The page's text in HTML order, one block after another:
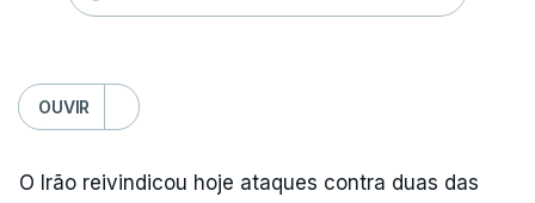
OUVIR
O Irão reivindicou hoje ataques contra duas das